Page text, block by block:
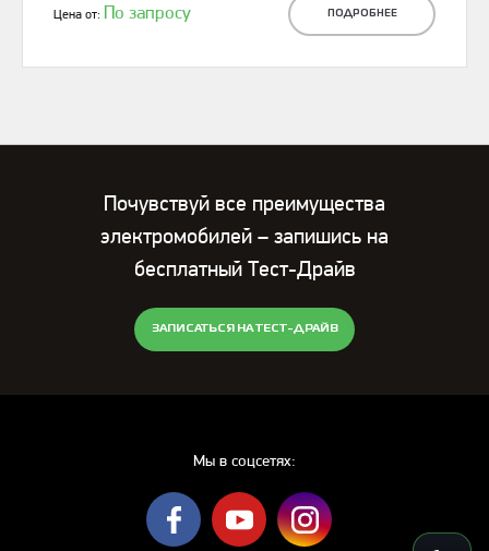
Цена от: По запросу ПОДРОБНЕЕ
Почувствуй все преимущества
электромобилей – запишись на
бесплатный Тест-Драйв
ЗАПИСАТЬСЯ НА ТЕСТ-ДРАЙВ
Мы в соцсетях: